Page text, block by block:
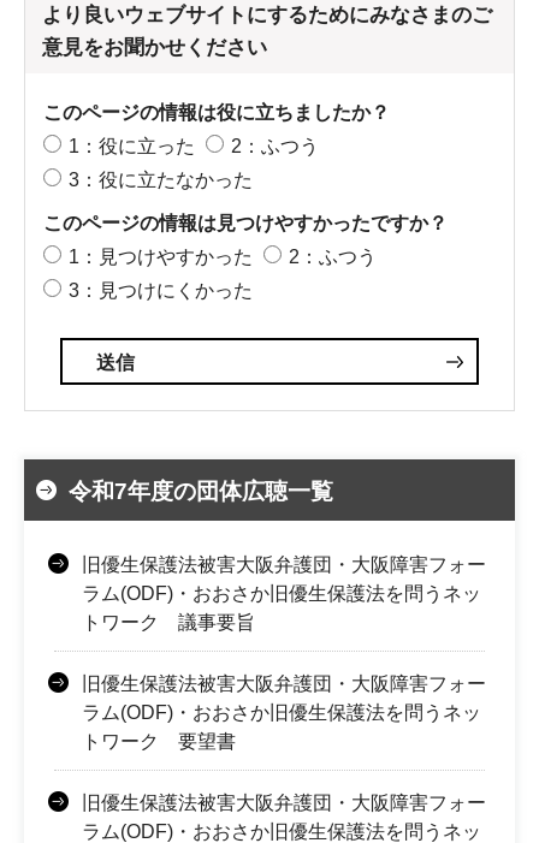
より良いウェブサイトにするためにみなさまのご
意見をお聞かせください
このページの情報は役に立ちましたか？
1：役に立った
2：ふつう
3：役に立たなかった
このページの情報は見つけやすかったですか？
1：見つけやすかった
2：ふつう
3：見つけにくかった
令和7年度の団体広聴一覧
旧優生保護法被害大阪弁護団・大阪障害フォー
ラム(ODF)・おおさか旧優生保護法を問うネッ
トワーク 議事要旨
旧優生保護法被害大阪弁護団・大阪障害フォー
ラム(ODF)・おおさか旧優生保護法を問うネッ
トワーク 要望書
旧優生保護法被害大阪弁護団・大阪障害フォー
ラム(ODF)・おおさか旧優生保護法を問うネッ